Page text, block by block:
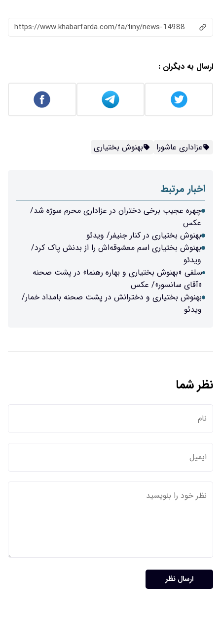
https://www.khabarfarda.com/fa/tiny/news-14988
ارسال به دیگران :
عزاداری عاشورا بهنوش بختیاری
اخبار مرتبط
چهره عجیب برخی دختران در عزاداری محرم سوژه شد/
عکس
بهنوش بختیاری در کنار جنیفر/ ویدئو
بهنوش بختیاری اسم معشوقه‌اش را از بدنش پاک کرد/
ویدئو
سلفی «بهنوش بختیاری و بهاره رهنما» در پشت صحنه
«آقای سانسور»/ عکس
بهنوش بختیاری و دخترانش در پشت صحنه بامداد خمار/
ویدئو
نظر شما
ارسال نظر